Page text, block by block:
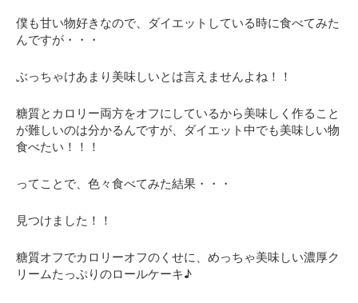
僕も甘い物好きなので、ダイエットしている時に食べてみた
んですが・・・
ぶっちゃけあまり美味しいとは言えませんよね！！
糖質とカロリー両方をオフにしているから美味しく作ること
が難しいのは分かるんですが、
ダイエット中でも美味しい物
食べたい！！！
ってことで、色々食べてみた結果・・・
見つけました！！
糖質オフでカロリーオフのくせに、めっちゃ美味しい濃厚ク
リームたっぷりのロールケーキ♪